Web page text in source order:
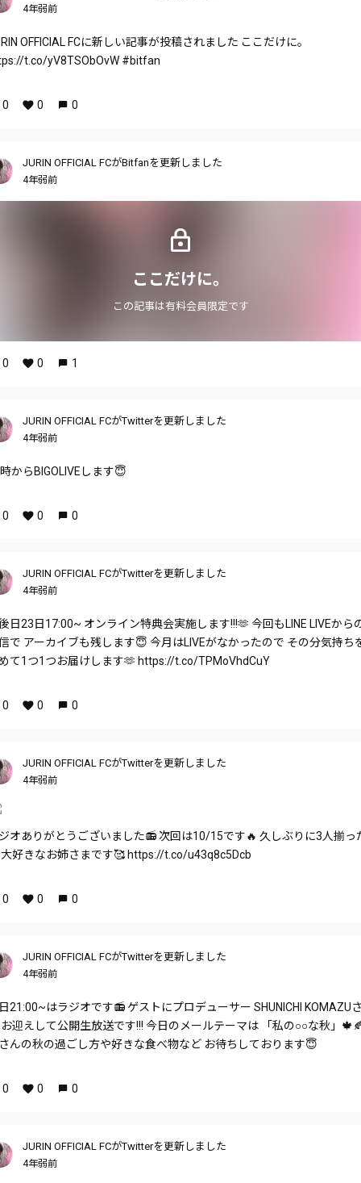
4年弱前
OFFICIAL FCに新しい記事が投稿されました ここだけに。
t.co/yV8TSObOvW #bitfan
0 0 0
JURIN OFFICIAL FCがBitfanを更新しました
4年弱前
ここだけに。
この記事は有料会員限定です
0 0 1
JURIN OFFICIAL FCがTwitterを更新しました
4年弱前
からBIGOLIVEします😇
0 0 0
JURIN OFFICIAL FCがTwitterを更新しました
4年弱前
日23日17:00~ オンライン特典会実施します!!!🫶 今回もLINE LIVEから
で アーカイブも残します😇 今月はLIVEがなかったので その分気持ち
て1つ1つお届けします🫶 https://t.co/TPMoVhdCuY
0 0 0
JURIN OFFICIAL FCがTwitterを更新しました
4年弱前
オありがとうございました📻 次回は10/15です🔥 久しぶりに3人揃っ
好きなお姉さまです🥰 https://t.co/u43q8c5Dcb
0 0 0
JURIN OFFICIAL FCがTwitterを更新しました
4年弱前
21:00~はラジオです📻 ゲストにプロデューサー SHUNICHI KOMAZU
迎えして公開生放送です!!! 今日のメールテーマは 「私の○○な秋」
んの秋の過ごし方や好きな食べ物など お待ちしております😇
0 0 0
JURIN OFFICIAL FCがTwitterを更新しました
4年弱前